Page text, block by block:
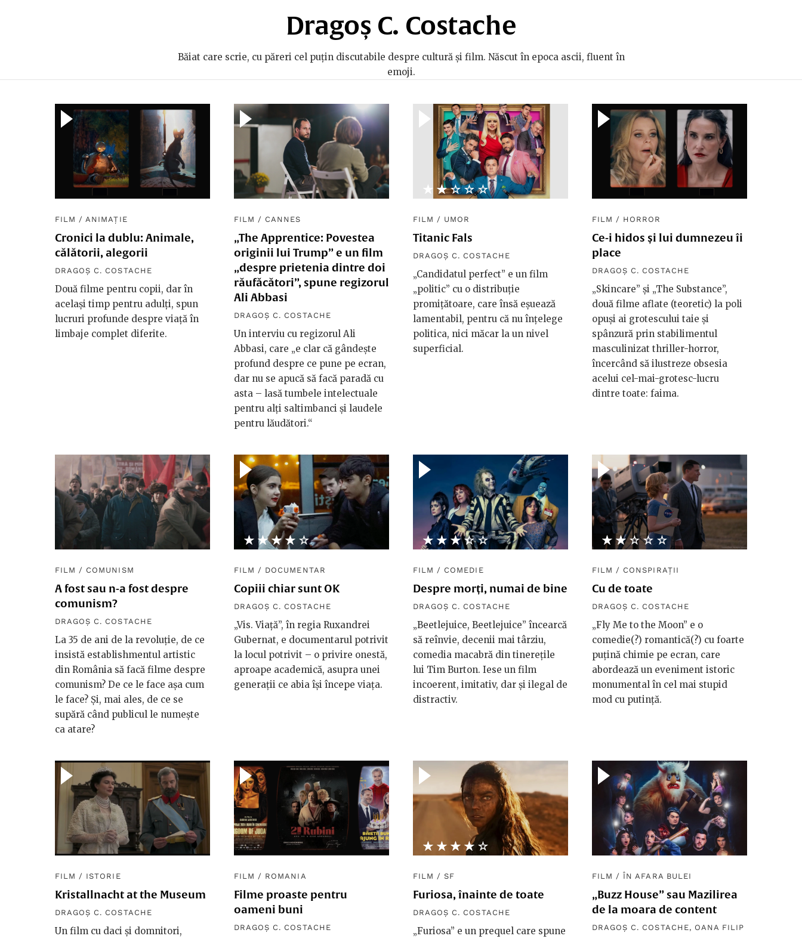
Dragoș C. Costache
Băiat care scrie, cu păreri cel puțin discutabile despre cultură și film. Născut în epoca ascii, fluent în
emoji.
FILM / ANIMAȚIE
Cronici la dublu: Animale,
călătorii, alegorii
DRAGOȘ C. COSTACHE
Două filme pentru copii, dar în
același timp pentru adulți, spun
lucruri profunde despre viață în
limbaje complet diferite.
FILM / CANNES
„The Apprentice: Povestea
originii lui Trump” e un film
„despre prietenia dintre doi
răufăcători”, spune regizorul
Ali Abbasi
DRAGOȘ C. COSTACHE
Un interviu cu regizorul Ali
Abbasi, care „e clar că gândește
profund despre ce pune pe ecran,
dar nu se apucă să facă paradă cu
asta – lasă tumbele intelectuale
pentru alți saltimbanci și laudele
pentru lăudători.“
★★★★★
☆☆☆☆☆
FILM / UMOR
Titanic Fals
DRAGOȘ C. COSTACHE
„Candidatul perfect” e un film
„politic” cu o distribuție
promițătoare, care însă eșuează
lamentabil, pentru că nu înțelege
politica, nici măcar la un nivel
superficial.
FILM / HORROR
Ce-i hidos și lui dumnezeu îi
place
DRAGOȘ C. COSTACHE
„Skincare” și „The Substance”,
două filme aflate (teoretic) la poli
opuși ai grotescului taie și
spânzură prin stabilimentul
masculinizat thriller-horror,
încercând să ilustreze obsesia
acelui cel-mai-grotesc-lucru
dintre toate: faima.
FILM / COMUNISM
A fost sau n-a fost despre
comunism?
DRAGOȘ C. COSTACHE
La 35 de ani de la revoluție, de ce
insistă establishmentul artistic
din România să facă filme despre
comunism? De ce le face așa cum
le face? Și, mai ales, de ce se
supără când publicul le numește
ca atare?
★★★★★
☆☆☆☆☆
FILM / DOCUMENTAR
Copiii chiar sunt OK
DRAGOȘ C. COSTACHE
„Vis. Viață”, în regia Ruxandrei
Gubernat, e documentarul potrivit
la locul potrivit – o privire onestă,
aproape academică, asupra unei
generații ce abia își începe viața.
★★★★★
☆☆☆☆☆
FILM / COMEDIE
Despre morți, numai de bine
DRAGOȘ C. COSTACHE
„Beetlejuice, Beetlejuice” încearcă
să reînvie, decenii mai târziu,
comedia macabră din tinerețile
lui Tim Burton. Iese un film
incoerent, imitativ, dar și ilegal de
distractiv.
★★★★★
☆☆☆☆☆
FILM / CONSPIRAȚII
Cu de toate
DRAGOȘ C. COSTACHE
„Fly Me to the Moon” e o
comedie(?) romantică(?) cu foarte
puțină chimie pe ecran, care
abordează un eveniment istoric
monumental în cel mai stupid
mod cu putință.
FILM / ISTORIE
Kristallnacht at the Museum
DRAGOȘ C. COSTACHE
Un film cu daci și domnitori,
FILM / ROMANIA
Filme proaste pentru
oameni buni
DRAGOȘ C. COSTACHE
★★★★★
☆☆☆☆☆
FILM /SF
Furiosa, înainte de toate
DRAGOȘ C. COSTACHE
„Furiosa” e un prequel care spune
FILM /ÎN AFARA BULEI
„Buzz House” sau Mazilirea
de la moara de content
DRAGOȘ C. COSTACHE, OANA FILIP